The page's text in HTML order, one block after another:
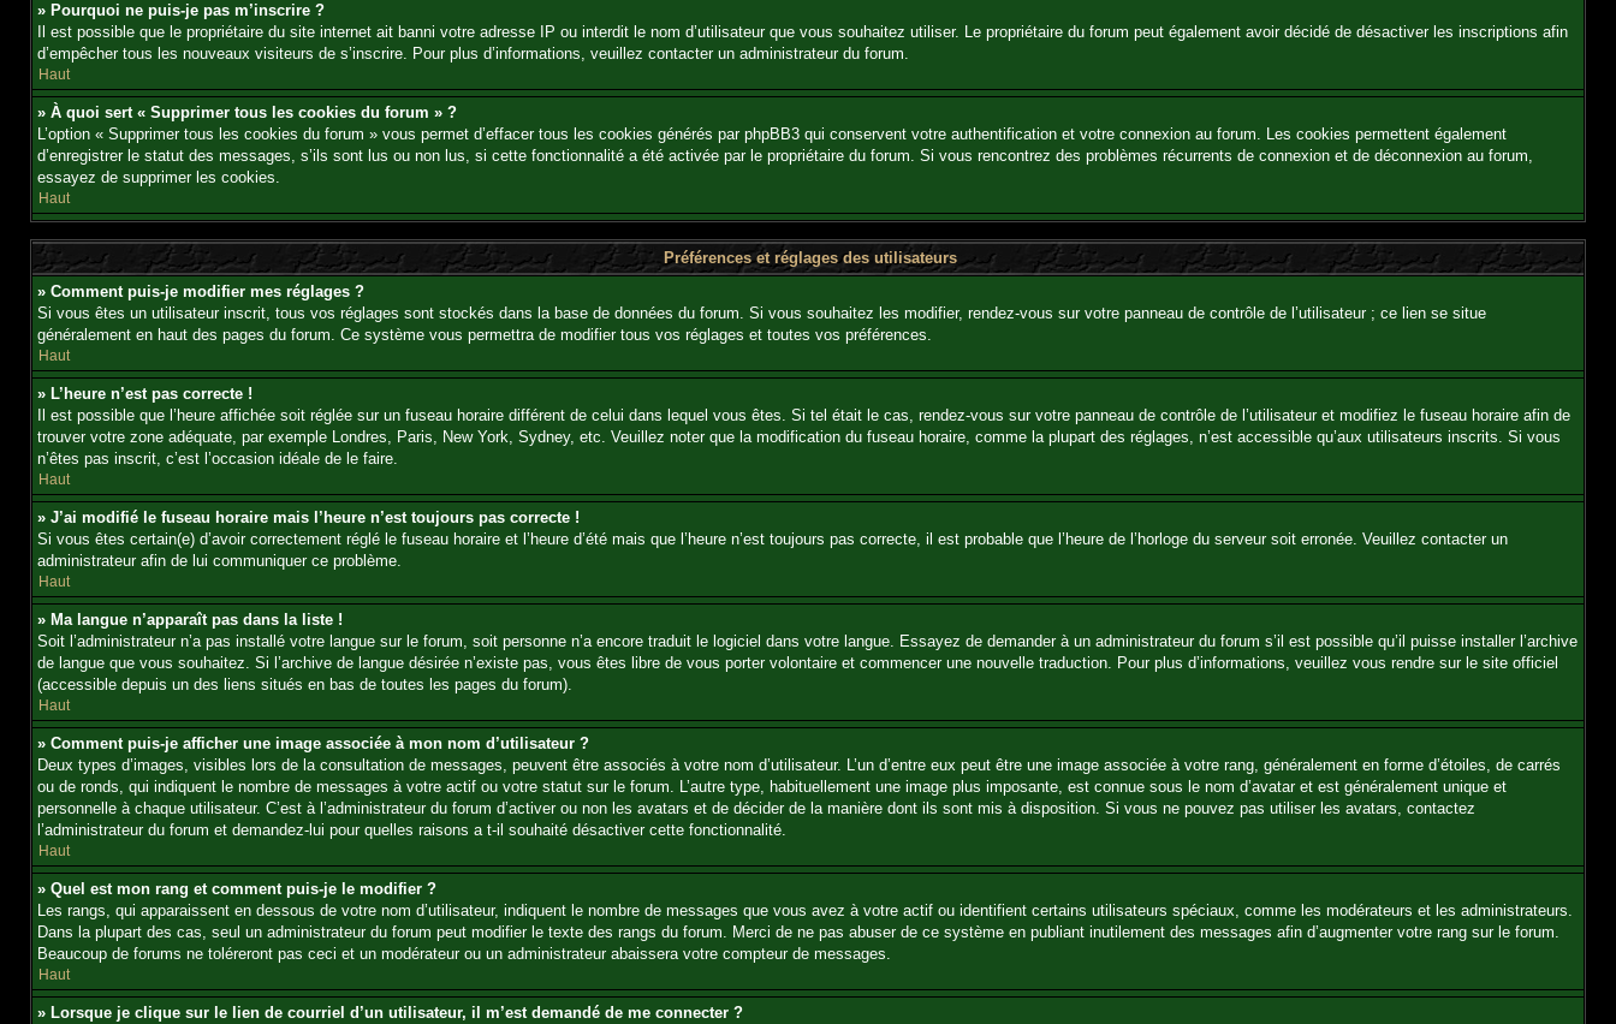
» Pourquoi ne puis-je pas m’inscrire ?
Il est possible que le propriétaire du site internet ait banni votre adresse IP ou interdit le nom d’utilisateur que vous souhaitez utiliser. Le propriétaire du forum peut également avoir décidé de désactiver les inscriptions afin
d’empêcher tous les nouveaux visiteurs de s’inscrire. Pour plus d’informations, veuillez contacter un administrateur du forum.
Haut
» À quoi sert « Supprimer tous les cookies du forum » ?
L’option « Supprimer tous les cookies du forum » vous permet d’effacer tous les cookies générés par phpBB3 qui conservent votre authentification et votre connexion au forum. Les cookies permettent également
d’enregistrer le statut des messages, s’ils sont lus ou non lus, si cette fonctionnalité a été activée par le propriétaire du forum. Si vous rencontrez des problèmes récurrents de connexion et de déconnexion au forum,
essayez de supprimer les cookies.
Haut
Préférences et réglages des utilisateurs
» Comment puis-je modifier mes réglages ?
Si vous êtes un utilisateur inscrit, tous vos réglages sont stockés dans la base de données du forum. Si vous souhaitez les modifier, rendez-vous sur votre panneau de contrôle de l’utilisateur ; ce lien se situe
généralement en haut des pages du forum. Ce système vous permettra de modifier tous vos réglages et toutes vos préférences.
Haut
» L’heure n’est pas correcte !
Il est possible que l’heure affichée soit réglée sur un fuseau horaire différent de celui dans lequel vous êtes. Si tel était le cas, rendez-vous sur votre panneau de contrôle de l’utilisateur et modifiez le fuseau horaire afin de
trouver votre zone adéquate, par exemple Londres, Paris, New York, Sydney, etc. Veuillez noter que la modification du fuseau horaire, comme la plupart des réglages, n’est accessible qu’aux utilisateurs inscrits. Si vous
n’êtes pas inscrit, c’est l’occasion idéale de le faire.
Haut
» J’ai modifié le fuseau horaire mais l’heure n’est toujours pas correcte !
Si vous êtes certain(e) d’avoir correctement réglé le fuseau horaire et l’heure d’été mais que l’heure n’est toujours pas correcte, il est probable que l’heure de l’horloge du serveur soit erronée. Veuillez contacter un
administrateur afin de lui communiquer ce problème.
Haut
» Ma langue n’apparaît pas dans la liste !
Soit l’administrateur n’a pas installé votre langue sur le forum, soit personne n’a encore traduit le logiciel dans votre langue. Essayez de demander à un administrateur du forum s’il est possible qu’il puisse installer l’archive
de langue que vous souhaitez. Si l’archive de langue désirée n’existe pas, vous êtes libre de vous porter volontaire et commencer une nouvelle traduction. Pour plus d’informations, veuillez vous rendre sur le site officiel
(accessible depuis un des liens situés en bas de toutes les pages du forum).
Haut
» Comment puis-je afficher une image associée à mon nom d’utilisateur ?
Deux types d’images, visibles lors de la consultation de messages, peuvent être associés à votre nom d’utilisateur. L’un d’entre eux peut être une image associée à votre rang, généralement en forme d’étoiles, de carrés
ou de ronds, qui indiquent le nombre de messages à votre actif ou votre statut sur le forum. L’autre type, habituellement une image plus imposante, est connue sous le nom d’avatar et est généralement unique et
personnelle à chaque utilisateur. C’est à l’administrateur du forum d’activer ou non les avatars et de décider de la manière dont ils sont mis à disposition. Si vous ne pouvez pas utiliser les avatars, contactez
l’administrateur du forum et demandez-lui pour quelles raisons a t-il souhaité désactiver cette fonctionnalité.
Haut
» Quel est mon rang et comment puis-je le modifier ?
Les rangs, qui apparaissent en dessous de votre nom d’utilisateur, indiquent le nombre de messages que vous avez à votre actif ou identifient certains utilisateurs spéciaux, comme les modérateurs et les administrateurs.
Dans la plupart des cas, seul un administrateur du forum peut modifier le texte des rangs du forum. Merci de ne pas abuser de ce système en publiant inutilement des messages afin d’augmenter votre rang sur le forum.
Beaucoup de forums ne toléreront pas ceci et un modérateur ou un administrateur abaissera votre compteur de messages.
Haut
» Lorsque je clique sur le lien de courriel d’un utilisateur, il m’est demandé de me connecter ?